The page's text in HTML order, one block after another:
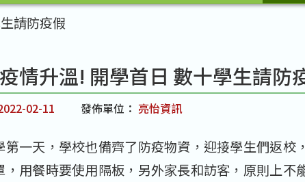
請防疫假
情升溫! 開學首日 數十學生請防
02-11 發佈單位： 亮怡資訊
第一天，學校也備齊了防疫物資，迎接學生們返
，用餐時要使用隔板，另外家長和訪客，原則上